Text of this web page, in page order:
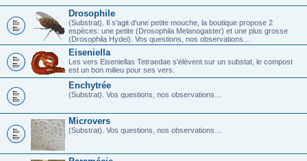
Drosophile
(Substrat). Il s'agit d'une petite mouche, la boutique propose 2
espèces: une petite (Drosophila Melanogaster) et une plus grosse
(Drosophila Hydei). Vos questions, nos observations…
Eiseniella
Les vers Eiseniellas Tetraedae s'élèvent sur un substat, le compost
est un bon milieu pour ses vers.
Enchytrée
(Substrat). Vos questions, nos observations…
Microvers
(Substrat). Vos questions, nos observations…